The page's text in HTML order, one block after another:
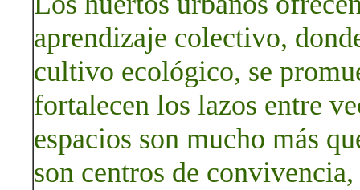
aprendizaje colectivo,
cultivo ecológico, se
fortalecen los lazos entre
espacios son mucho más
son centros de